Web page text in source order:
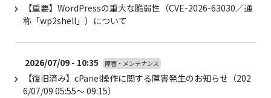
【重要】WordPressの重大な脆弱性（CVE-2026-63030／通
称「wp2shell」）について
2026/07/09 - 10:35 障害・メンテナンス
【復旧済み】cPanel操作に関する障害発生のお知らせ（202
6/07/09 05:55～ 09:15）